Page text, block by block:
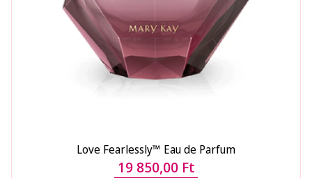
Love Fearlessly™ Eau de Parfum
19 850,00 Ft